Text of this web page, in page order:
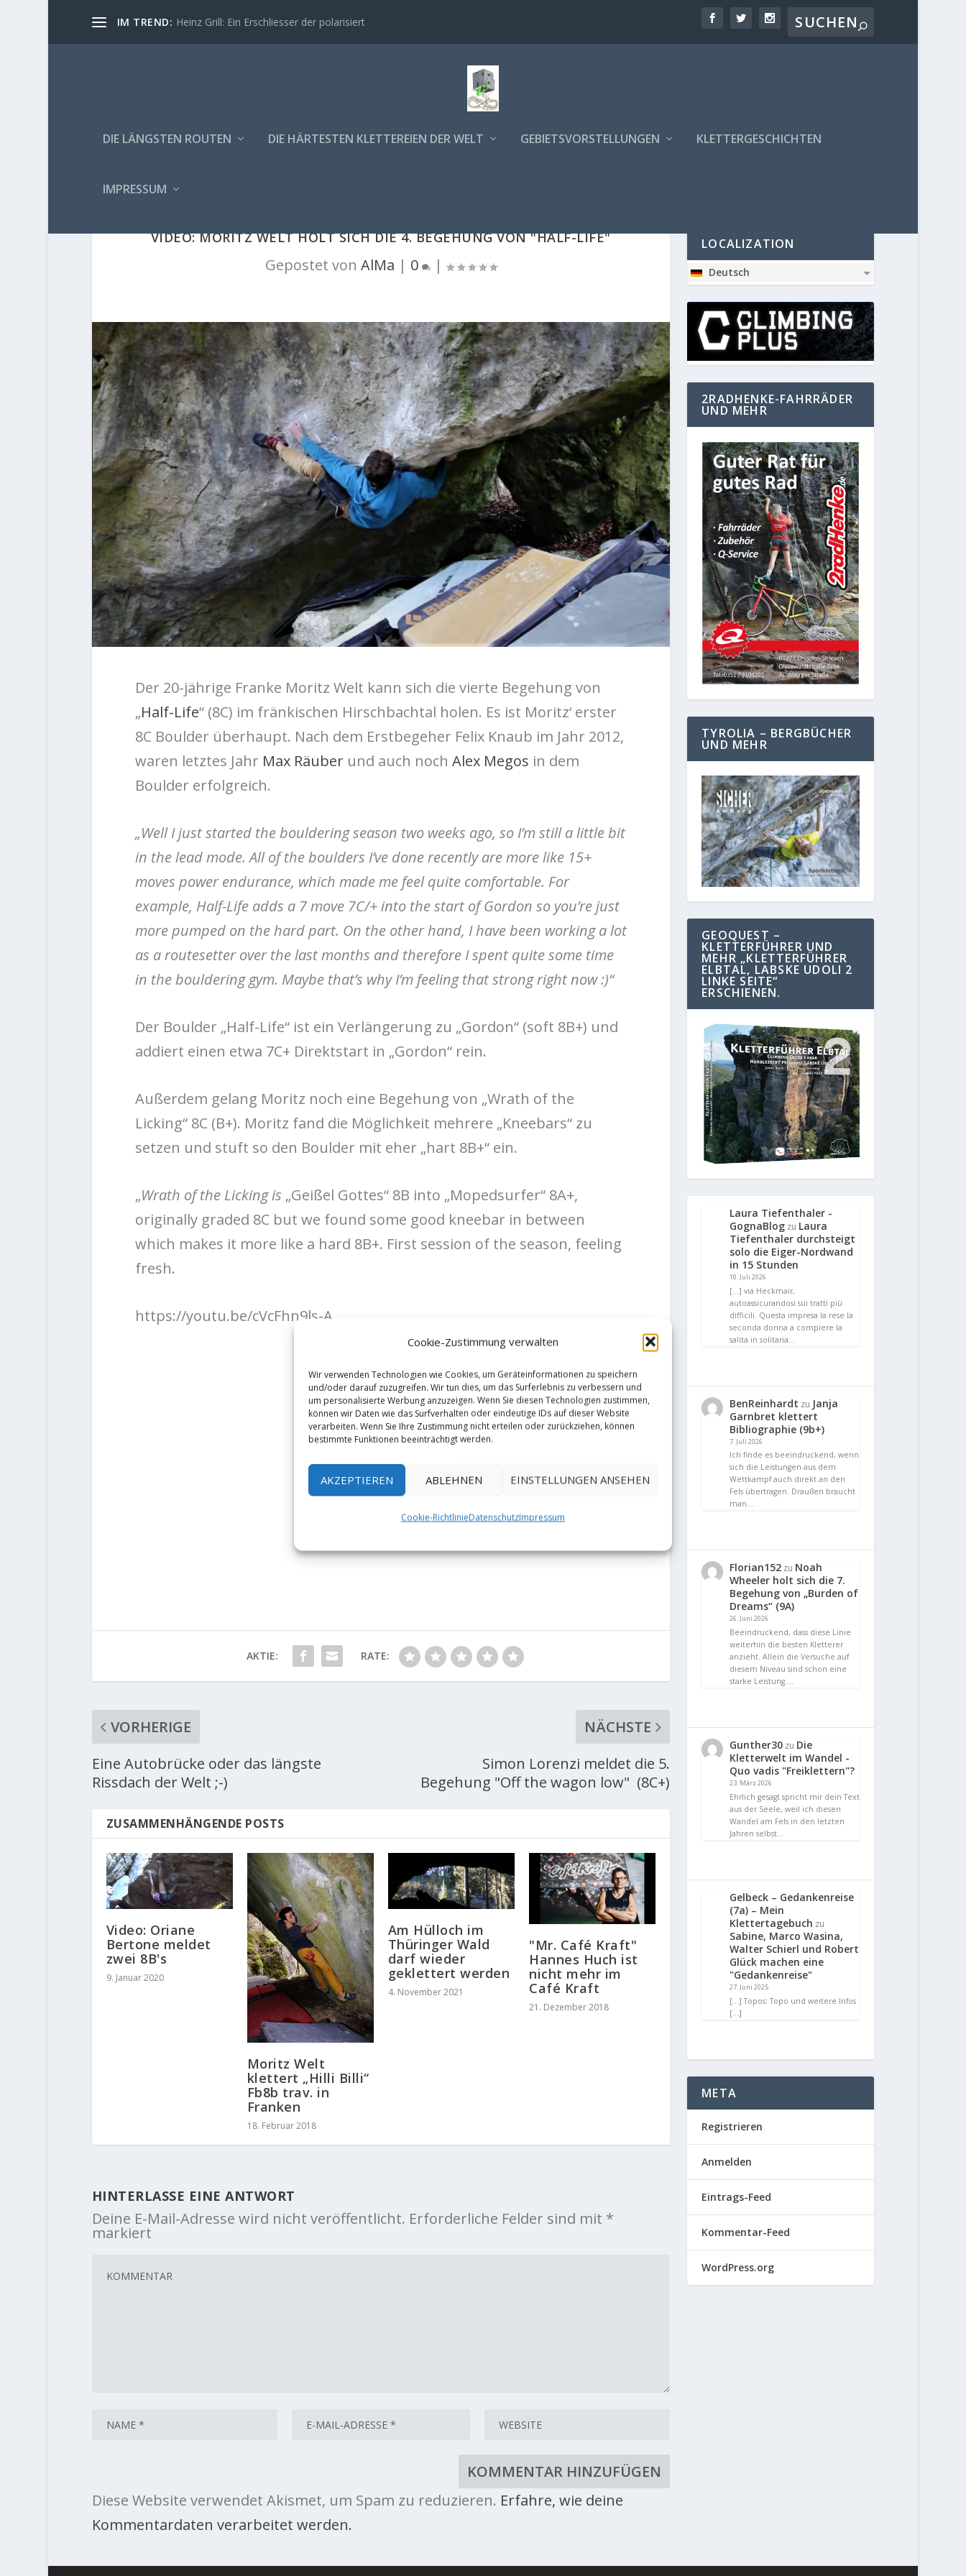
Cookie-Zustimmung verwalten
Wir verwenden Technologien wie Cookies, um Geräteinformationen zu speichern
und/oder darauf zuzugreifen. Wir tun dies, um das Surferlebnis zu verbessern und
um personalisierte Werbung anzuzeigen. Wenn Sie diesen Technologien zustimmen,
können wir Daten wie das Surfverhalten oder eindeutige IDs auf dieser Website
verarbeiten. Wenn Sie Ihre Zustimmung nicht erteilen oder zurückziehen, können
bestimmte Funktionen beeinträchtigt werden.
AKZEPTIEREN ABLEHNEN EINSTELLUNGEN ANSEHEN
Cookie-RichtlinieDatenschutzImpressum
IM TREND: Heinz Grill: Ein Erschliesser der polarisiert
DIE LÄNGSTEN ROUTEN DIE HÄRTESTEN KLETTEREIEN DER WELT GEBIETSVORSTELLUNGEN KLETTERGESCHICHTEN
IMPRESSUM
VIDEO: MORITZ WELT HOLT SICH DIE 4. BEGEHUNG VON "HALF-LIFE"
Gepostet von AlMa | 0 |
Der 20-jährige Franke Moritz Welt kann sich die vierte Begehung von
„Half-Life“ (8C) im fränkischen Hirschbachtal holen. Es ist Moritz‘ erster
8C Boulder überhaupt. Nach dem Erstbegeher Felix Knaub im Jahr 2012,
waren letztes Jahr Max Räuberund auch noch Alex Megos in dem
Boulder erfolgreich.
„Well I just started the bouldering season two weeks ago, so I’m still a little bit
in the lead mode. All of the boulders I’ve done recently are more like 15+
moves power endurance, which made me feel quite comfortable. For
example, Half-Life adds a 7 move 7C/+ into the start of Gordon so you’re just
more pumped on the hard part. On the other hand, I have been working a lot
as a routesetter over the last months and therefore I spent quite some time
in the bouldering gym. Maybe that’s why I’m feeling that strong right now :)“
Der Boulder „Half-Life“ ist ein Verlängerung zu „Gordon“ (soft 8B+) und
addiert einen etwa 7C+ Direktstart in „Gordon“ rein.
Außerdem gelang Moritz noch eine Begehung von „Wrath of the
Licking“ 8C (B+). Moritz fand die Möglichkeit mehrere „Kneebars“ zu
setzen und stuft so den Boulder mit eher „hart 8B+“ ein.
„Wrath of the Licking is „Geißel Gottes“ 8B into „Mopedsurfer“ 8A+,
originally graded 8C but we found some good kneebar in between
which makes it more like a hard 8B+. First session of the season, feeling
fresh.
https://youtu.be/cVcFhn9ls-A
AKTIE: RATE:
VORHERIGE
Eine Autobrücke oder das längste
Rissdach der Welt ;-)
NÄCHSTE
Simon Lorenzi meldet die 5.
Begehung "Off the wagon low" (8C+)
ZUSAMMENHÄNGENDE POSTS
Video: Oriane
Bertone meldet
zwei 8B's
9. Januar 2020
Moritz Welt
klettert „Hilli Billi“
Fb8b trav. in
Franken
18. Februar 2018
Am Hülloch im
Thüringer Wald
darf wieder
geklettert werden
4. November 2021
"Mr. Café Kraft"
Hannes Huch ist
nicht mehr im
Café Kraft
21. Dezember 2018
HINTERLASSE EINE ANTWORT
Deine E-Mail-Adresse wird nicht veröffentlicht. Erforderliche Felder sind mit *
markiert
Diese Website verwendet Akismet, um Spam zu reduzieren. Erfahre, wie deine
Kommentardaten verarbeitet werden.
LOCALIZATION
Deutsch
2RADHENKE-FAHRRÄDER
UND MEHR
TYROLIA – BERGBÜCHER
UND MEHR
GEOQUEST –
KLETTERFÜHRER UND
MEHR „KLETTERFÜHRER
ELBTAL, LABSKE UDOLI 2
LINKE SEITE“
ERSCHIENEN.
Laura Tiefenthaler -
GognaBlog zu Laura
Tiefenthaler durchsteigt
solo die Eiger-Nordwand
in 15 Stunden
10. Juli 2026
[…] via Heckmair,
autoassicurandosi sui tratti più
difficili. Questa impresa la rese la
seconda donna a compiere la
salita in solitaria…
BenReinhardt zu Janja
Garnbret klettert
Bibliographie (9b+)
7. Juli 2026
Ich finde es beeindruckend, wenn
sich die Leistungen aus dem
Wettkampf auch direkt an den
Fels übertragen. Draußen braucht
man…
Florian152 zu Noah
Wheeler holt sich die 7.
Begehung von „Burden of
Dreams“ (9A)
26. Juni 2026
Beeindruckend, dass diese Linie
weiterhin die besten Kletterer
anzieht. Allein die Versuche auf
diesem Niveau sind schon eine
starke Leistung.…
Gunther30 zu Die
Kletterwelt im Wandel -
Quo vadis "Freiklettern"?
23. März 2026
Ehrlich gesagt spricht mir dein Text
aus der Seele, weil ich diesen
Wandel am Fels in den letzten
Jahren selbst…
Gelbeck – Gedankenreise
(7a) – Mein
Klettertagebuch zu
Sabine, Marco Wasina,
Walter Schierl und Robert
Glück machen eine
"Gedankenreise"
27. Juni 2025
[…] Topos: Topo und weitere Infos
[…]
META
Registrieren
Anmelden
Eintrags-Feed
Kommentar-Feed
WordPress.org